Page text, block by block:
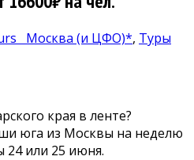
Москва (и ЦФО)*, Туры
края в ленте?
юга из Москвы на неделю
24 или 25 июня.